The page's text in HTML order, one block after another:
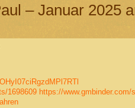
– Januar 2025
1698609 https://www.gmbinder.com/